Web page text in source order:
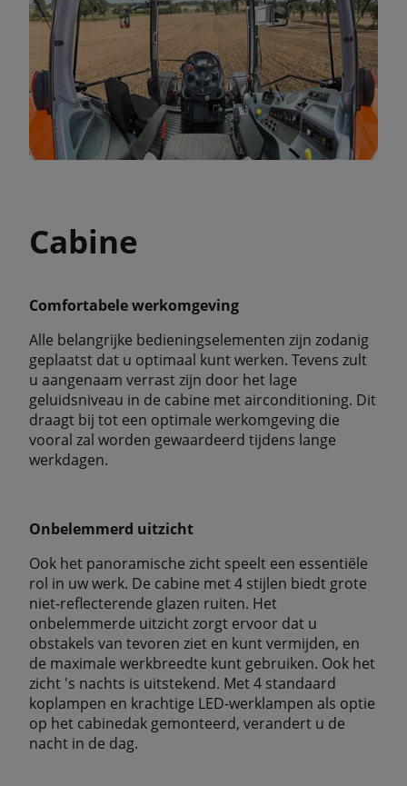
Cabine
Comfortabele werkomgeving
Alle belangrijke bedieningselementen zijn zodanig
geplaatst dat u optimaal kunt werken. Tevens zult
u aangenaam verrast zijn door het lage
geluidsniveau in de cabine met airconditioning. Dit
draagt bij tot een optimale werkomgeving die
vooral zal worden gewaardeerd tijdens lange
werkdagen.
Onbelemmerd uitzicht
Ook het panoramische zicht speelt een essentiële
rol in uw werk. De cabine met 4 stijlen biedt grote
niet-reflecterende glazen ruiten. Het
onbelemmerde uitzicht zorgt ervoor dat u
obstakels van tevoren ziet en kunt vermijden, en
de maximale werkbreedte kunt gebruiken. Ook het
zicht 's nachts is uitstekend. Met 4 standaard
koplampen en krachtige LED-werklampen als optie
op het cabinedak gemonteerd, verandert u de
nacht in de dag.